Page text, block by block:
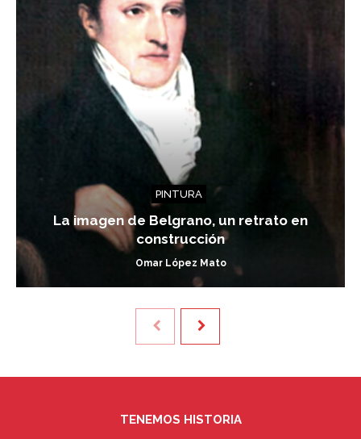
PINTURA
La imagen de Belgrano, un retrato en
construcción
Omar López Mato
TENEMOS HISTORIA